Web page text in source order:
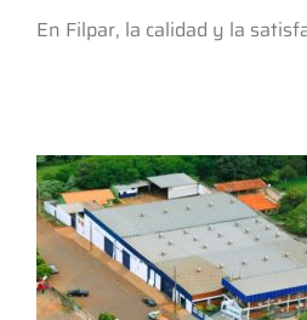
En Filpar, la calidad y la